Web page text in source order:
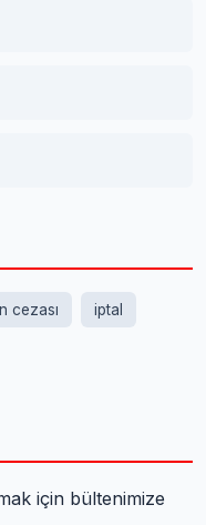
cezası iptal
için bültenimize